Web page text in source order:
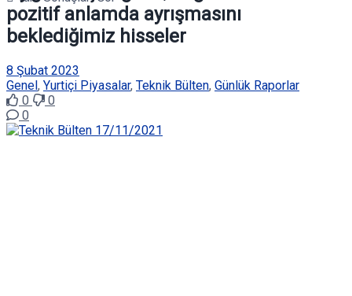
pozitif anlamda ayrışmasını
beklediğimiz hisseler
8 Şubat 2023
Genel, Yurtiçi Piyasalar, Teknik Bülten, Günlük Raporlar
0
0
0